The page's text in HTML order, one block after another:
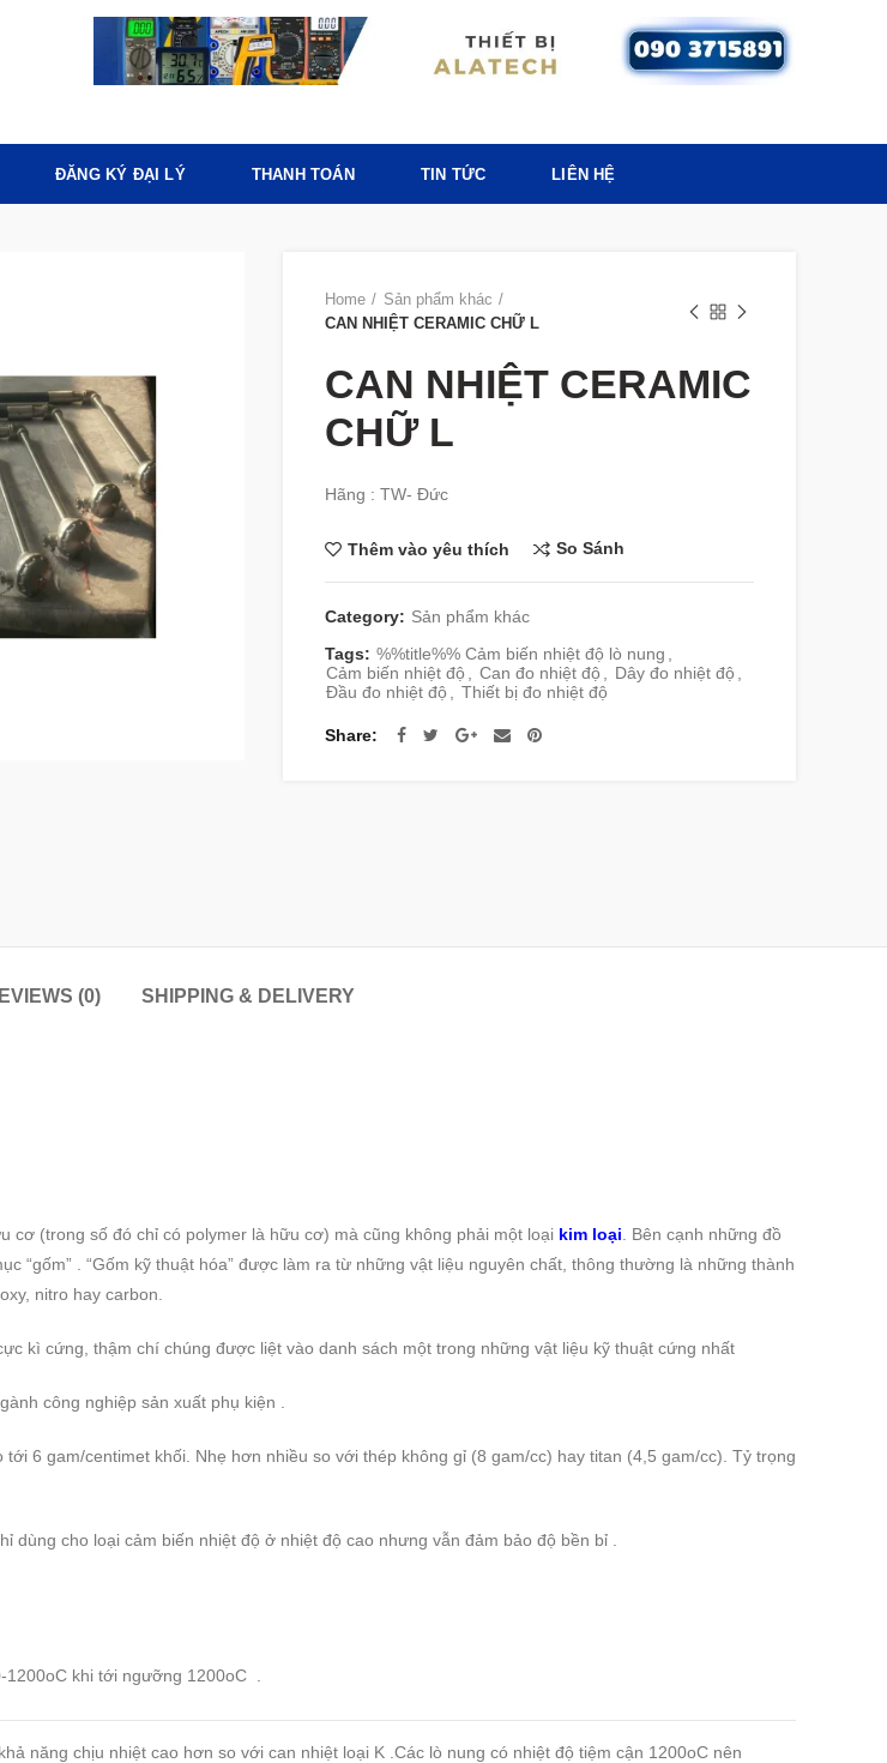
ĐĂNG KÝ ĐẠI LÝ THANH TOÁN TIN TỨC LIÊN HỆ
Home
Sản phẩm khác
CAN NHIỆT CERAMIC CHỮ L
CAN NHIỆT CERAMIC
CHỮ L
Hãng : TW- Đức
Thêm vào yêu thích So Sánh
Category: Sản phẩm khác
Tags: %%title%% Cảm biến nhiệt độ lò nung ,
Cảm biến nhiệt độ , Can đo nhiệt độ , Dây đo nhiệt độ ,
Đầu đo nhiệt độ , Thiết bị đo nhiệt độ
Share
(0) SHIPPING & DELIVERY
cơ (trong số đó chỉ có polymer là hữu cơ) mà cũng không phải một loại kim loại . Bên cạnh những đồ
. “Gốm kỹ thuật hóa” được làm ra từ những vật liệu nguyên chất, thông thường là những thành
nitro hay carbon.
kì cứng, thậm chí chúng được liệt vào danh sách một trong những vật liệu kỹ thuật cứng nhất
công nghiệp sản xuất phụ kiện .
6 gam/centimet khối. Nhẹ hơn nhiều so với thép không gỉ (8 gam/cc) hay titan (4,5 gam/cc). Tỷ trọng
dùng cho loại cảm biến nhiệt độ ở nhiệt độ cao nhưng vẫn đảm bảo độ bền bỉ .
khi tới ngưỡng 1200oC .
năng chịu nhiệt cao hơn so với can nhiệt loại K .Các lò nung có nhiệt độ tiệm cận 1200oC nên